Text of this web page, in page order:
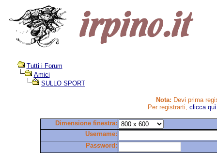
Tutti i Forum
Amici
SULLO SPORT
Nota: Devi prima
Per registrarti, clicca quì
Dimensione finestra:
Username:
Password: